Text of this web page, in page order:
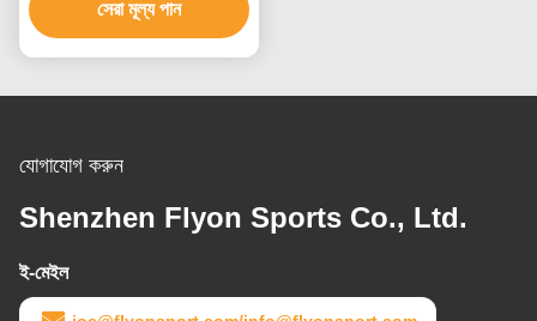
সেরা মূল্য পান
যোগাযোগ করুন
Shenzhen Flyon Sports Co., Ltd.
ই-মেইল